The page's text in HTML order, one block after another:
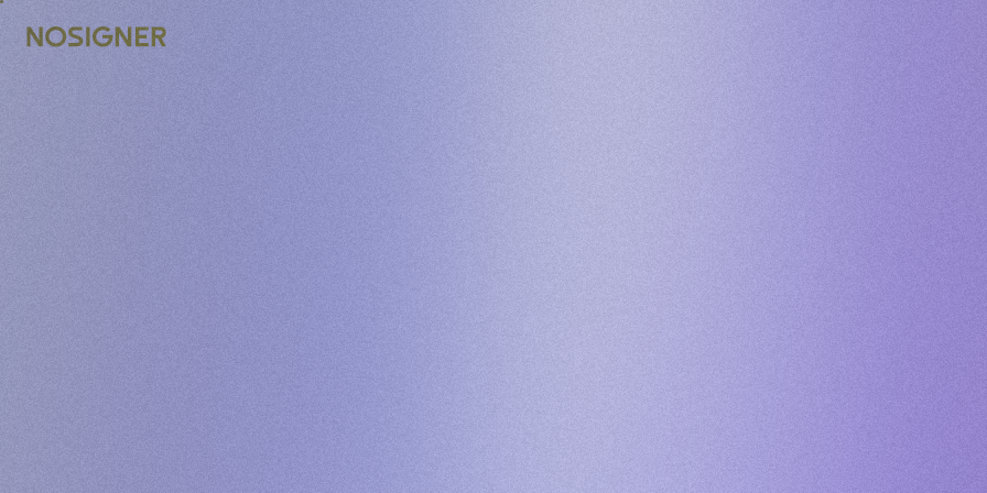
INÍCIO